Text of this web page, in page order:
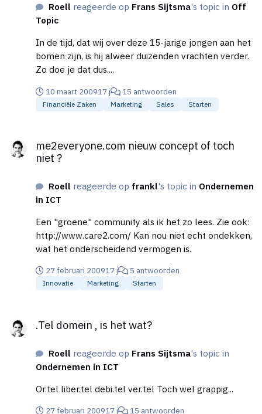
Roell reageerde op Frans Sijtsma's topic in Off
Topic
In de tijd, dat wij over deze 15-jarige jongen aan het
bomen zijn, is hij alweer duizenden vrachten verder.
Zo doe je dat dus....
10 maart 200917 j 15 antwoorden
Financiële Zaken Marketing Sales Starten
me2everyone.com nieuw concept of toch
niet ?
Roell reageerde op frankl's topic in Ondernemen
in ICT
Een "groene" community als ik het zo lees. Zie ook:
http://www.care2.com/ Kan nou niet echt ondekken,
wat het onderscheidend vermogen is.
27 februari 200917 j 5 antwoorden
Innovatie Marketing Starten
.Tel domein , is het wat?
Roell reageerde op Frans Sijtsma's topic in
Ondernemen in ICT
Or.tel liber.tel debi.tel ver.tel Toch wel grappig...
27 februari 200917 j 15 antwoorden